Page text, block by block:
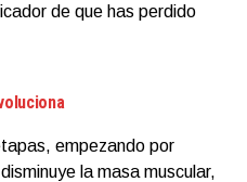
de que has perdido
empezando por
la masa muscular,